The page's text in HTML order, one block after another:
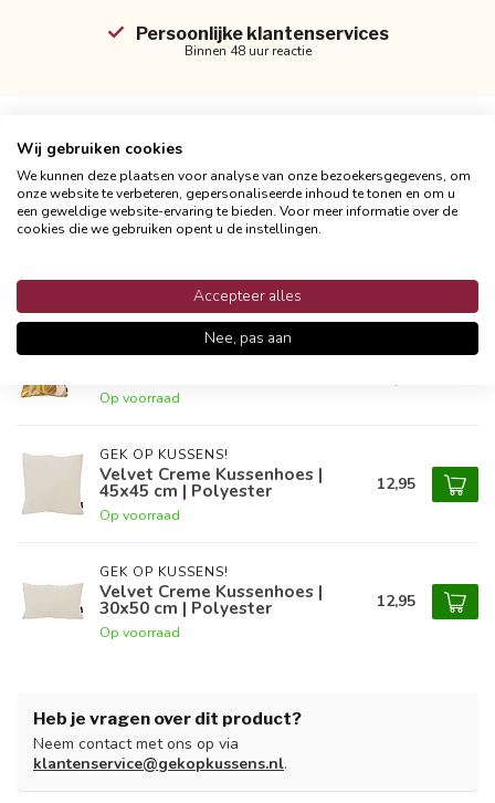
Persoonlijke klantenservices
Binnen 48 uur reactie
Productomschrijving
Reviews
Gerelateerde producten
Velvet Noura Groen Kussenhoes
Op voorraad
16,95
GEK OP KUSSENS!
Velvet Creme Kussenhoes |
45x45 cm | Polyester
Op voorraad
12,95
GEK OP KUSSENS!
Velvet Creme Kussenhoes |
30x50 cm | Polyester
Op voorraad
12,95
Heb je vragen over dit product?
Neem contact met ons op via
klantenservice@gekopkussens.nl.
Wij gebruiken cookies
We kunnen deze plaatsen voor analyse van onze bezoekersgegevens, om
onze website te verbeteren, gepersonaliseerde inhoud te tonen en om u
een geweldige website-ervaring te bieden. Voor meer informatie over de
cookies die we gebruiken opent u de instellingen.
Accepteer alles
Nee, pas aan